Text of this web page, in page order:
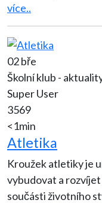
více..
02 bře
Školní klub -
Super User
3569
<1min
Atletika
Kroužek atletiky je
vybudovat a
součásti životního stylu. Důležitá je radost z